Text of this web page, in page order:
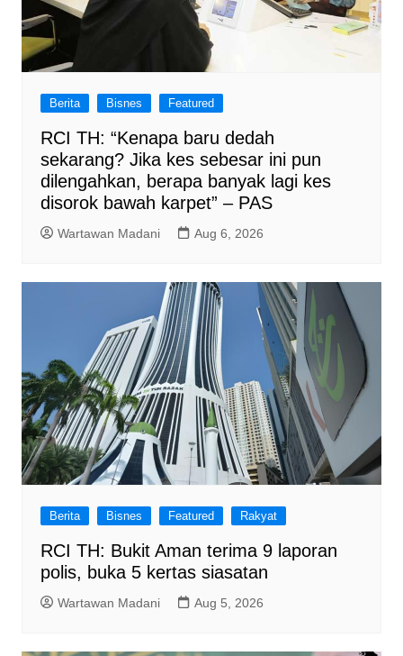
Berita Bisnes Featured
RCI TH: “Kenapa baru dedah
sekarang? Jika kes sebesar ini pun
dilengahkan, berapa banyak lagi kes
disorok bawah karpet” – PAS
Wartawan Madani Aug 6, 2026
Berita Bisnes Featured Rakyat
RCI TH: Bukit Aman terima 9 laporan
polis, buka 5 kertas siasatan
Wartawan Madani Aug 5, 2026